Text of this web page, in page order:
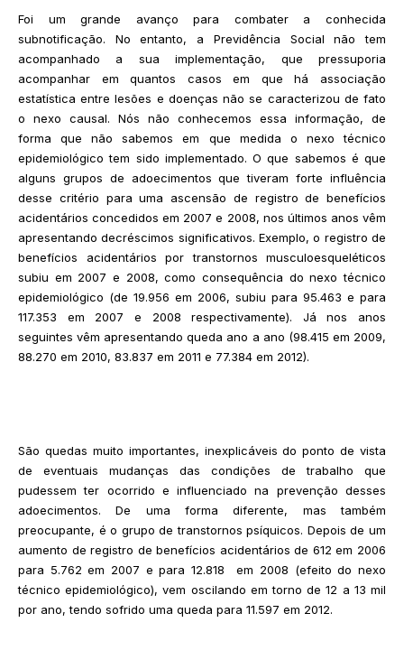
Foi um grande avanço para combater a conhecida
subnotificação. No entanto, a Previdência Social não tem
acompanhado a sua implementação, que pressuporia
acompanhar em quantos casos em que há associação
estatística entre lesões e doenças não se caracterizou de fato
o nexo causal. Nós não conhecemos essa informação, de
forma que não sabemos em que medida o nexo técnico
epidemiológico tem sido implementado. O que sabemos é que
alguns grupos de adoecimentos que tiveram forte influência
desse critério para uma ascensão de registro de benefícios
acidentários concedidos em 2007 e 2008, nos últimos anos vêm
apresentando decréscimos significativos. Exemplo, o registro de
benefícios acidentários por transtornos musculoesqueléticos
subiu em 2007 e 2008, como consequência do nexo técnico
epidemiológico (de 19.956 em 2006, subiu para 95.463 e para
117.353 em 2007 e 2008 respectivamente). Já nos anos
seguintes vêm apresentando queda ano a ano (98.415 em 2009,
88.270 em 2010, 83.837 em 2011 e 77.384 em 2012).
São quedas muito importantes, inexplicáveis do ponto de vista
de eventuais mudanças das condições de trabalho que
pudessem ter ocorrido e influenciado na prevenção desses
adoecimentos. De uma forma diferente, mas também
preocupante, é o grupo de transtornos psíquicos. Depois de um
aumento de registro de benefícios acidentários de 612 em 2006
para 5.762 em 2007 e para 12.818 em 2008 (efeito do nexo
técnico epidemiológico), vem oscilando em torno de 12 a 13 mil
por ano, tendo sofrido uma queda para 11.597 em 2012.